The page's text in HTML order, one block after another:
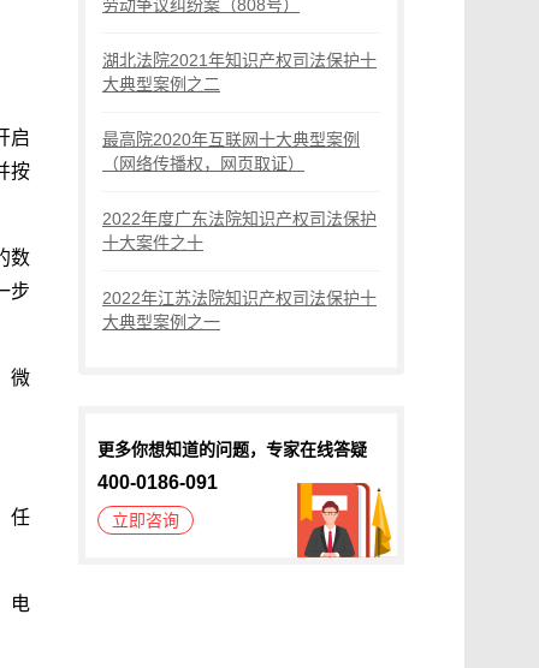
启
按
数
步
微
任
电
劳动争议纠纷案（808号）
湖北法院2021年知识产权司法保护十
大典型案例之二
最高院2020年互联网十大典型案例
（网络传播权，网页取证）
2022年度广东法院知识产权司法保护
十大案件之十
2022年江苏法院知识产权司法保护十
大典型案例之一
更多你想知道的问题，专家在线答疑
400-0186-091
立即咨询